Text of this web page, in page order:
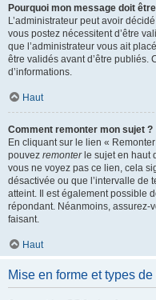
Pourquoi mon message doit
L’administrateur peut avoir
vous postez nécessitent d’être
que l’administrateur vous ait
être validés avant d’être publiés.
d’informations.
Haut
Comment remonter mon sujet ?
En cliquant sur le lien «
pouvez remonterle sujet en haut
vous ne voyez pas ce lien, cela
désactivée ou que l’intervalle de
atteint. Il est également possible
répondant. Néanmoins, assurez-
faisant.
Haut
Mise en forme et types